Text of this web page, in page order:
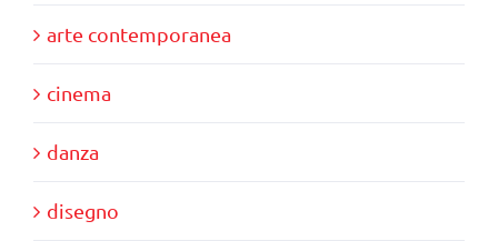
arte contemporanea
cinema
danza
disegno